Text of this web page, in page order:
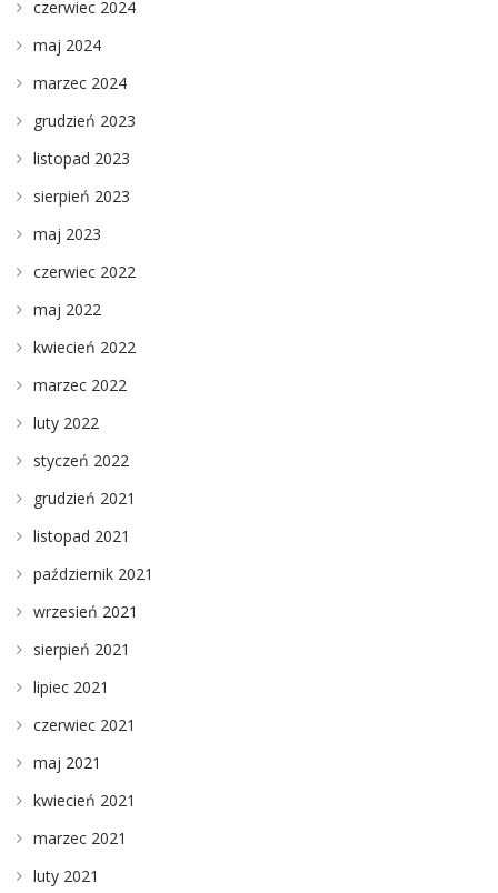
czerwiec 2024
maj 2024
marzec 2024
grudzień 2023
listopad 2023
sierpień 2023
maj 2023
czerwiec 2022
maj 2022
kwiecień 2022
marzec 2022
luty 2022
styczeń 2022
grudzień 2021
listopad 2021
październik 2021
wrzesień 2021
sierpień 2021
lipiec 2021
czerwiec 2021
maj 2021
kwiecień 2021
marzec 2021
luty 2021